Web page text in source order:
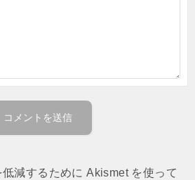
減するために Akismet を使って